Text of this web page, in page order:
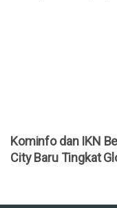
Kominfo dan IKN
City Baru Tingkat